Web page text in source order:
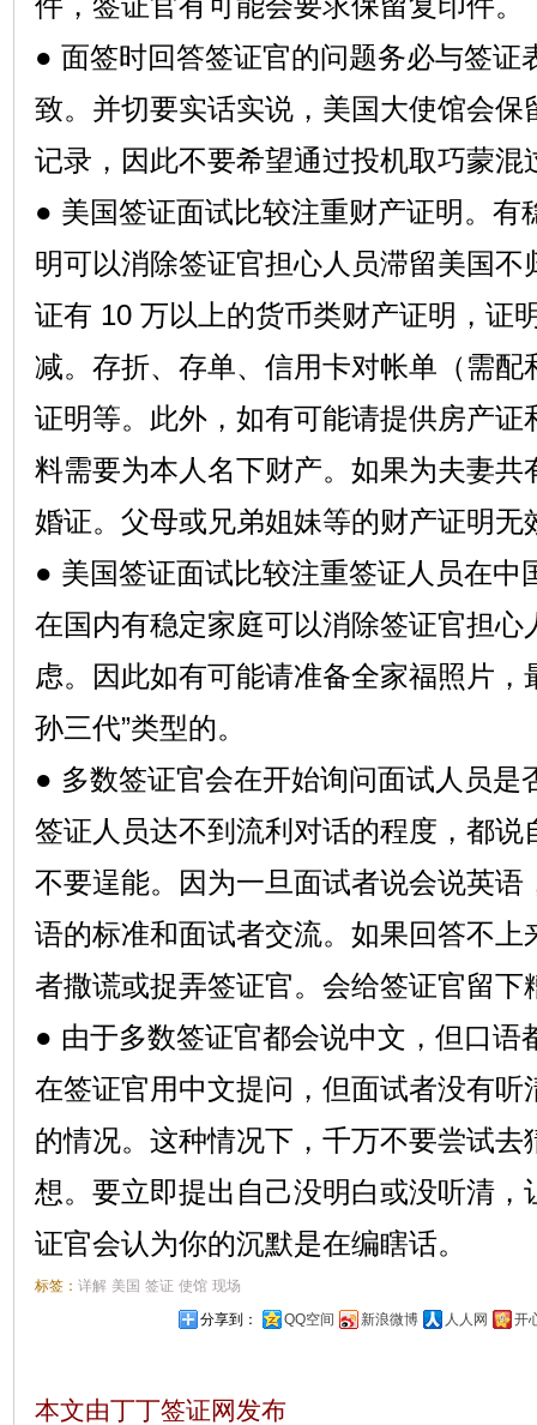
● 面签时回答签证官的问题务必与签证
致。并切要实话实说，美国大使馆会保
记录，因此不要希望通过投机取巧蒙混
● 美国签证面试比较注重财产证明。有
明可以消除签证官担心人员滞留美国不
证有 10 万以上的货币类财产证明，证
减。存折、存单、信用卡对帐单（需配
证明等。此外，如有可能请提供房产证
料需要为本人名下财产。如果为夫妻共
婚证。父母或兄弟姐妹等的财产证明无
● 美国签证面试比较注重签证人员在中
在国内有稳定家庭可以消除签证官担心
虑。因此如有可能请准备全家福照片，
孙三代”类型的。
● 多数签证官会在开始询问面试人员是
签证人员达不到流利对话的程度，都说
不要逞能。因为一旦面试者说会说英语
语的标准和面试者交流。如果回答不上
者撒谎或捉弄签证官。会给签证官留下
● 由于多数签证官都会说中文，但口语
在签证官用中文提问，但面试者没有听
的情况。这种情况下，千万不要尝试去
想。要立即提出自己没明白或没听清，
证官会认为你的沉默是在编瞎话。
标签： 详解 美国 签证 使馆 现场
分享到：
QQ空间 新浪微博 人人网 开
本文由丁丁签证网发布